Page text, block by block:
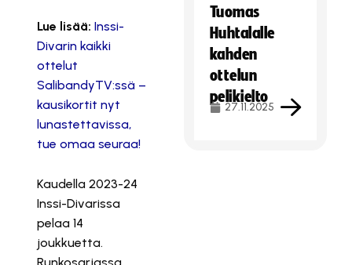
Lue lisää: Inssi-
Divarin kaikki
ottelut
SalibandyTV:ssä –
kausikortit nyt
lunastettavissa,
tue omaa seuraa!
Kaudella 2023-24
Inssi-Divarissa
pelaa 14
joukkuetta.
Tuomas
Huhtalalle
kahden
ottelun
pelikielto
27.11.2025